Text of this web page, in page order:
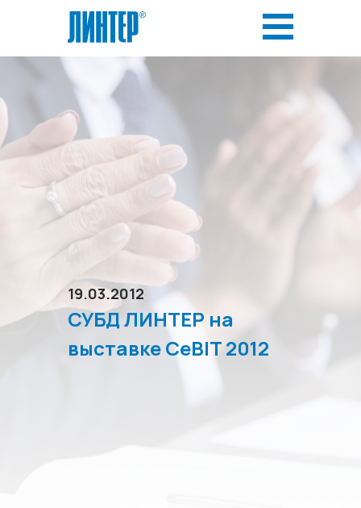
19.03.2012
СУБД ЛИНТЕР на
выставке CeBIT 2012